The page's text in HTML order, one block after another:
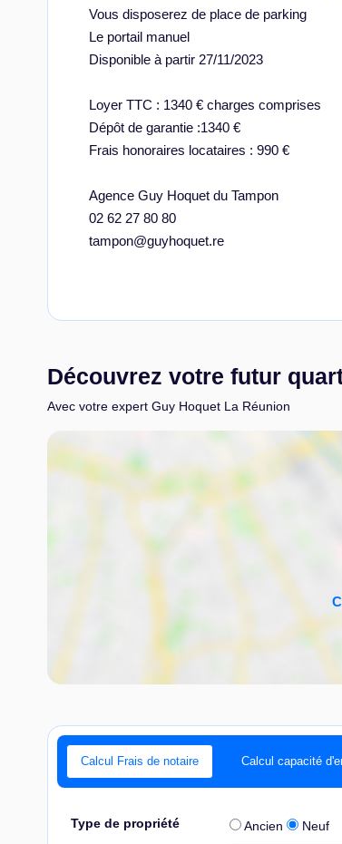
Vous disposerez de place de parking
Le portail manuel
Disponible à partir 27/11/2023
Loyer TTC : 1340 € charges comprises
Dépôt de garantie :1340 €
Frais honoraires locataires : 990 €
Agence Guy Hoquet du Tampon
02 62 27 80 80
tampon@guyhoquet.re
Découvrez votre futur
Avec votre expert Guy Hoquet La Réunion
Calcul Frais de notaire Calcul capacité